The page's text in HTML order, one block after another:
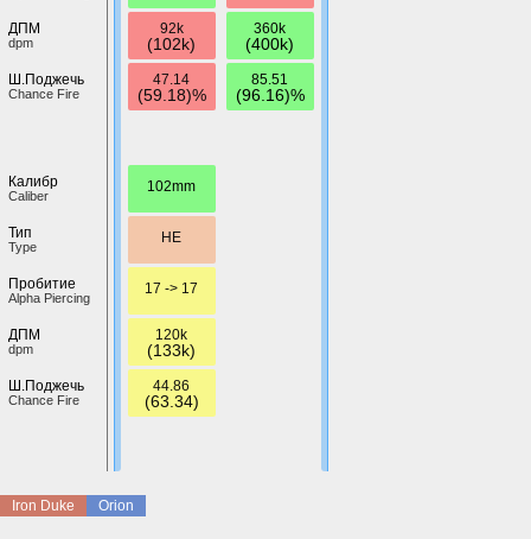
ДПМ
dpm
Ш.Поджечь
Chance Fire
Калибр
Caliber
Тип
Type
Пробитие
Alpha Piercing
ДПМ
dpm
Ш.Поджечь
Chance Fire
92k
(102k)
47.14
(59.18)%
102mm
HE
17 -> 17
120k
(133k)
44.86
(63.34)
360k
(400k)
85.51
(96.16)%
Iron Duke Orion